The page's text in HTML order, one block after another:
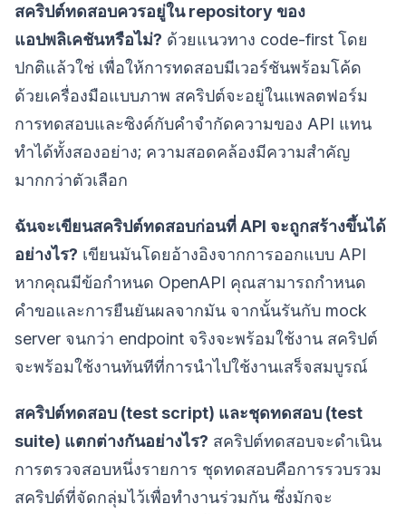
สคริปต์ทดสอบควรอยู่ใน repository ของ
แอปพลิเคชันหรือไม่? ด้วยแนวทาง code-first โดย
ปกติแล้วใช่ เพื่อให้การทดสอบมีเวอร์ชันพร้อมโค้ด
ด้วยเครื่องมือแบบภาพ สคริปต์จะอยู่ในแพลตฟอร์ม
การทดสอบและซิงค์กับคำจำกัดความของ API แทน
ทำได้ทั้งสองอย่าง; ความสอดคล้องมีความสำคัญ
มากกว่าตัวเลือก
ฉันจะเขียนสคริปต์ทดสอบก่อนที่ API จะถูกสร้างขึ้นได้
อย่างไร? เขียนมันโดยอ้างอิงจากการออกแบบ API
หากคุณมีข้อกำหนด OpenAPI คุณสามารถกำหนด
คำขอและการยืนยันผลจากมัน จากนั้นรันกับ mock
server จนกว่า endpoint จริงจะพร้อมใช้งาน สคริปต์
จะพร้อมใช้งานทันทีที่การนำไปใช้งานเสร็จสมบูรณ์
สคริปต์ทดสอบ (test script) และชุดทดสอบ (test
suite) แตกต่างกันอย่างไร? สคริปต์ทดสอบจะดำเนิน
การตรวจสอบหนึ่งรายการ ชุดทดสอบคือการรวบรวม
สคริปต์ที่จัดกลุ่มไว้เพื่อทำงานร่วมกัน ซึ่งมักจะ